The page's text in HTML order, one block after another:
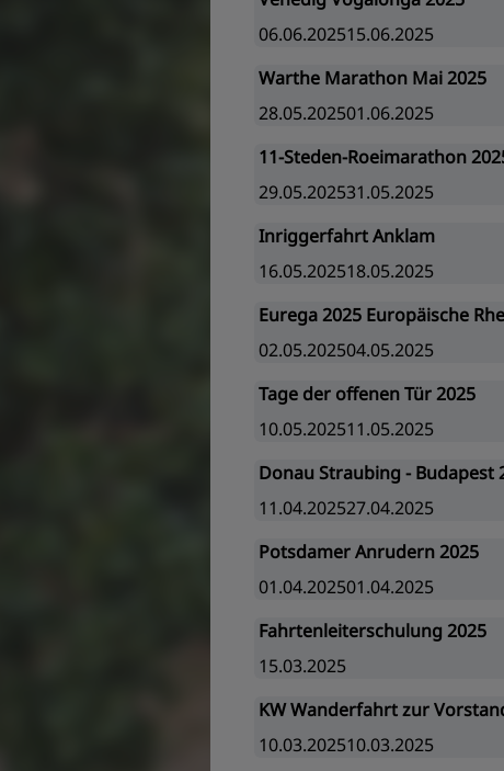
06.06.202515.06.2025
Warthe Marathon Mai 2025
28.05.202501.06.2025
11-Steden-Roeimarathon
29.05.202531.05.2025
Inriggerfahrt Anklam
16.05.202518.05.2025
Eurega 2025 Europäische
02.05.202504.05.2025
Tage der offenen Tür 2025
10.05.202511.05.2025
Donau Straubing - Budapest
11.04.202527.04.2025
Potsdamer Anrudern 2025
01.04.202501.04.2025
Fahrtenleiterschulung 2025
15.03.2025
KW Wanderfahrt zur
10.03.202510.03.2025